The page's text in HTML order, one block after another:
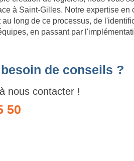
à Saint-Gilles. Notre expertise en
au long de ce processus, de
en passant par
de conseils ?
nous contacter !
50